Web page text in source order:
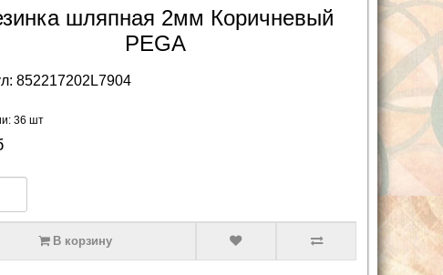
шляпная 2мм Коричневый
PEGA
852217202L7904
36 шт
В корзину